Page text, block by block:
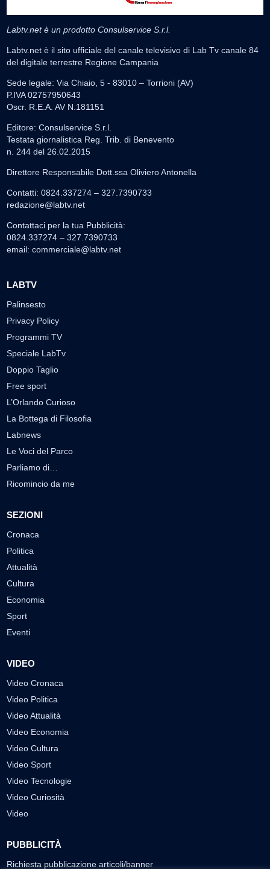
Labtv.net è un prodotto Consulservice S.r.l.
Labtv.net è il sito ufficiale del canale televisivo di Lab Tv canale 84
del digitale terrestre Regione Campania
Sede legale: Via Chiaio, 5 - 83010 – Torrioni (AV)
P.IVA 02757950643
Oscr. R.E.A. AV N.181151
Editore: Consulservice S.r.l.
Testata giornalistica Reg. Trib. di Benevento
n. 244 del 26.02.2015
Direttore Responsabile Dott.ssa Oliviero Antonella
Contatti: 0824.337274 – 327.7390733
redazione@labtv.net
Contattaci per la tua Pubblicità:
0824.337274 – 327.7390733
email: commerciale@labtv.net
LABTV
Palinsesto
Privacy Policy
Programmi TV
Speciale LabTv
Doppio Taglio
Free sport
L’Orlando Curioso
La Bottega di Filosofia
Labnews
Le Voci del Parco
Parliamo di…
Ricomincio da me
SEZIONI
Cronaca
Politica
Attualità
Cultura
Economia
Sport
Eventi
VIDEO
Video Cronaca
Video Politica
Video Attualità
Video Economia
Video Cultura
Video Sport
Video Tecnologie
Video Curiosità
Video
PUBBLICITÀ
Richiesta pubblicazione articoli/banner